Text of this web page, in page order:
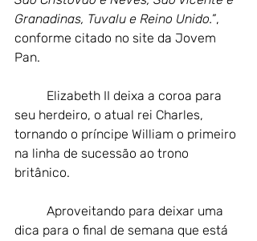
Granadinas, Tuvalu e Reino Unido.”,
conforme citado no site da Jovem
Pan.
Elizabeth II deixa a coroa para
seu herdeiro, o atual rei Charles,
tornando o príncipe William o primeiro
na linha de sucessão ao trono
britânico.
Aproveitando para deixar uma
dica para o final de semana que está